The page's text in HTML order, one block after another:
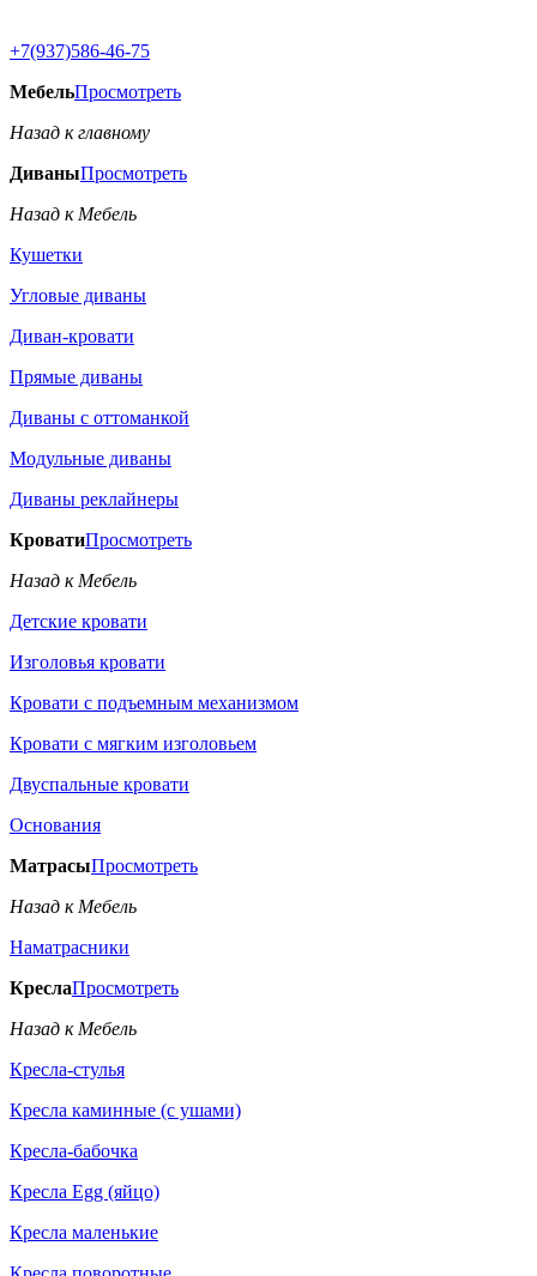
+7(937)586-46-75
МебельПросмотреть
Назад к главному
ДиваныПросмотреть
Назад к Мебель
Кушетки
Угловые диваны
Диван-кровати
Прямые диваны
Диваны с оттоманкой
Модульные диваны
Диваны реклайнеры
КроватиПросмотреть
Назад к Мебель
Детские кровати
Изголовья кровати
Кровати с подъемным механизмом
Кровати с мягким изголовьем
Двуспальные кровати
Основания
МатрасыПросмотреть
Назад к Мебель
Наматрасники
КреслаПросмотреть
Назад к Мебель
Кресла-стулья
Кресла каминные (с ушами)
Кресла-бабочка
Кресла Egg (яйцо)
Кресла маленькие